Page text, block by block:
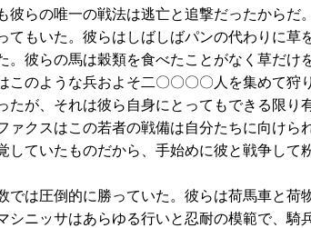
彼らの唯一の戦法は逃亡と追撃だったからだ
てもいた。彼らはしばしばパンの代わりに草
。彼らの馬は穀類を食べたことがなく草だけ
このような兵およそ二〇〇〇〇人を集めて狩
たが、それは彼ら自身にとってもできる限り
ァクスはこの若者の戦備は自分たちに向けら
していたものだから、手始めに彼と戦争して
は圧倒的に勝っていた。彼らは荷馬車と荷
シニッサはあらゆる行いと忍耐の模範で、騎